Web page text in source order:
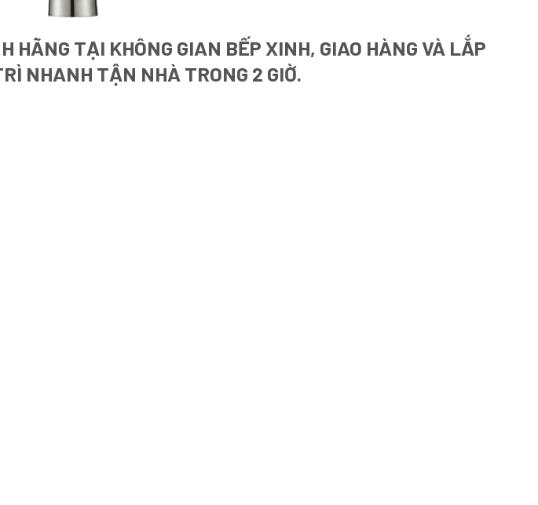
HÃNG TẠI KHÔNG GIAN BẾP XINH, GIAO HÀNG VÀ LẮP
NHANH TẬN NHÀ TRONG 2 GIỜ.